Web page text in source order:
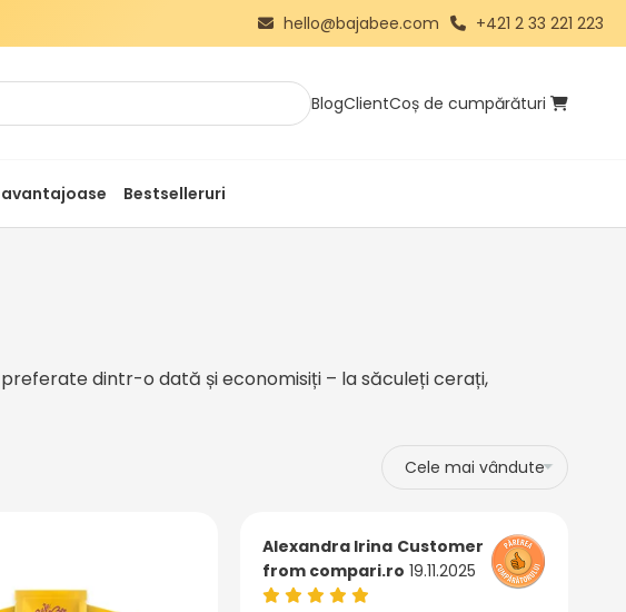
hello@bajabee.com +421 2 33 221 223
BlogClientCoș de cumpărături
Bestselleruri
dintr-o dată și economisiți – la săculeți cerați,
Alexandra Irina Customer
from compari.ro 19.11.2025